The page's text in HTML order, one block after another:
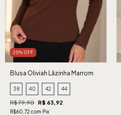
20% OFF
Blusa Oliviah Lãzinha Marrom
38 40 42 44
R$ 79,90 R$ 63,92
R$60,72 com Pix